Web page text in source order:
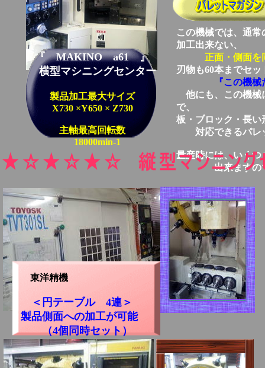
『 MAKINO a61 』
横型マシニングセンター
製品加工最大サイズ
X730 ×Y650 × Z730
主軸最高回転数
18000min-1
この機械では、通
加工出来ない、
正面・側面を
刃物も60本までセ
『この機械
他にも、この機械
で、
板・ブロック・長
対応できるパレ
量産時には、いくつ
出来ますので、
東洋精機
＜円テーブル 4連＞
製品側面への加工が可能
（4個同時セット）